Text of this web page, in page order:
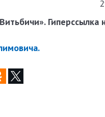
Гиперссылка